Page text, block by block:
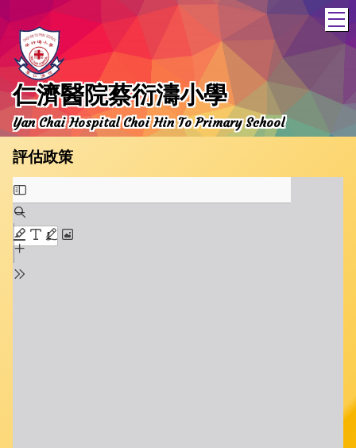
仁濟醫院蔡衍濤小學
Yan Chai Hospital Choi Hin To Primary School
評估政策